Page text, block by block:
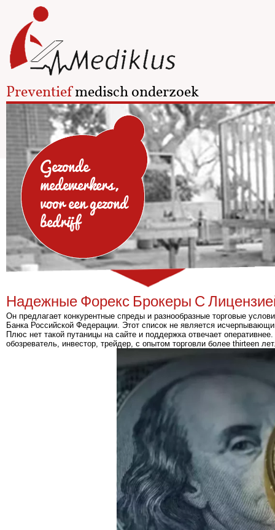
Preventiefmedisch onderzoek
Gezonde
medewerkers,
voor een gezond
bedrijf
Надежные Форекс Брокеры С
Он предлагает конкурентные спреды и разнообразные торговые
Банка Российской Федерации. Этот список не является
Плюс нет такой путаницы на сайте и поддержка отвечает
обозреватель, инвестор, трейдер, с опытом торговли более thirteen